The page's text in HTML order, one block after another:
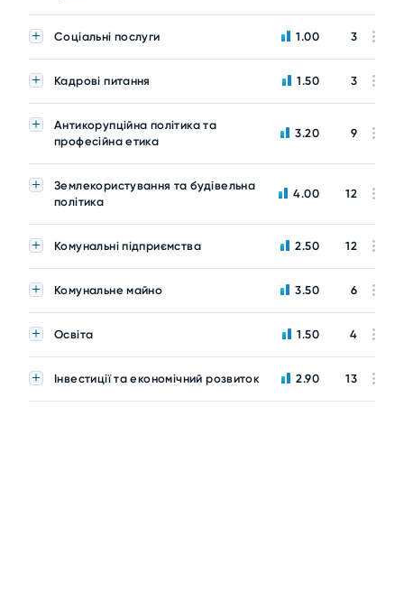
Соціальні послуги 1.00 3
Кадрові питання 1.50 3
Антикорупційна політика та
професійна етика
3.20 9
Землекористування та будівельна
політика
4.00 12
Комунальні підприємства 2.50 12
Комунальне майно 3.50 6
Освіта 1.50 4
Інвестиції та економічний розвиток 2.90 13